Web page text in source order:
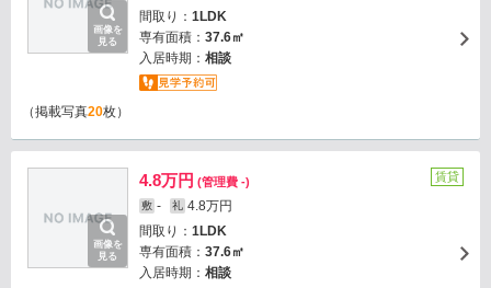
画像を
見る
間取り： 1LDK
専有面積： 37.6㎡
入居時期： 相談
（掲載写真20枚）
画像を
見る
4.8万円 (管理費 -)
敷 - 礼 4.8万円
間取り： 1LDK
専有面積： 37.6㎡
入居時期： 相談
賃貸